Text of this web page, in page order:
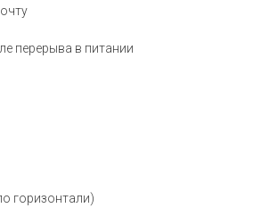
перерыва в питании
горизонтали)